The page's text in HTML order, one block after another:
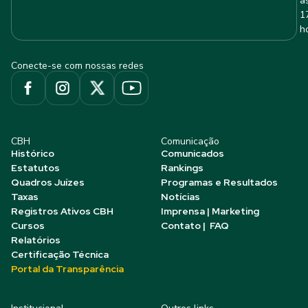
Conecte-se com nossas redes
CBH
Histórico
Estatutos
Quadros Juízes
Taxas
Registros Ativos CBH
Cursos
Relatórios
Certificação Técnica
Portal da Transparência
Comunicação
Comunicados
Rankings
Programas e Resultados
Notícias
Imprensa | Marketing
Contato | FAQ